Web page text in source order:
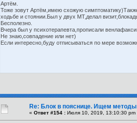
Артём.
Тоже зовут Артём,имею схожую
ходьбе и стоянии.Был у двух МТ,делал
Бесполезно.
Вчера был у психотерапевта,прописали
Не знаю,совпадение или нет)
Если интересно,буду отписываться по мере
Re: Блок в пояснице. Ищем методы
« Ответ #154 : Июля 10, 2019, 13:10:30 pm